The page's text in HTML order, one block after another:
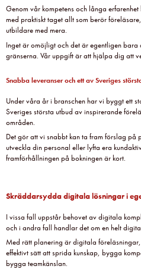
Genom vår kompetens och långa
med praktiskt taget allt som berör
utbildare med mera.
Inget är omöjligt och det är egentligen bara
gränserna. Vår uppgift är att hjälpa dig att
Snabba leveranser och ett av Sveriges
Under våra år i branschen har vi byggt ett
Sveriges största utbud av inspirerande
områden.
Det gör att vi snabbt kan ta fram förslag på
utveckla din personal eller lyfta era
framförhållningen på bokningen är kort.
Skräddarsydda digitala lösningar i
I vissa fall uppstår behovet av digitala
och i andra fall handlar det om en helt
Med rätt planering är digitala
effektivt sätt att sprida kunskap, bygga
bygga teamkänslan.